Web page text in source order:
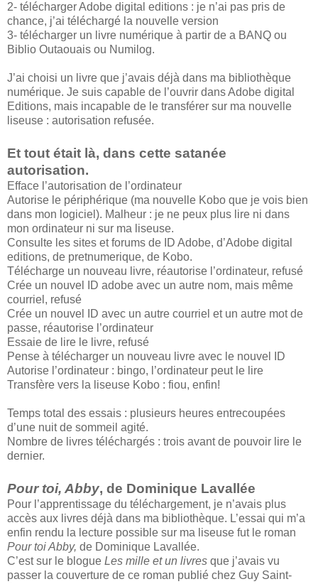
2- télécharger Adobe digital editions : je n’ai pas pris de
chance, j’ai téléchargé la nouvelle version
3- télécharger un livre numérique à partir de a BANQ ou
Biblio Outaouais ou Numilog.
J’ai choisi un livre que j’avais déjà dans ma bibliothèque
numérique. Je suis capable de l’ouvrir dans Adobe digital
Editions, mais incapable de le transférer sur ma nouvelle
liseuse : autorisation refusée.
Et tout était là, dans cette satanée
autorisation.
Efface l’autorisation de l’ordinateur
Autorise le périphérique (ma nouvelle Kobo que je vois bien
dans mon logiciel). Malheur : je ne peux plus lire ni dans
mon ordinateur ni sur ma liseuse.
Consulte les sites et forums de ID Adobe, d’Adobe digital
editions, de pretnumerique, de Kobo.
Télécharge un nouveau livre, réautorise l’ordinateur, refusé
Crée un nouvel ID adobe avec un autre nom, mais même
courriel, refusé
Crée un nouvel ID avec un autre courriel et un autre mot de
passe, réautorise l’ordinateur
Essaie de lire le livre, refusé
Pense à télécharger un nouveau livre avec le nouvel ID
Autorise l’ordinateur : bingo, l’ordinateur peut le lire
Transfère vers la liseuse Kobo : fiou, enfin!
Temps total des essais : plusieurs heures entrecoupées
d’une nuit de sommeil agité.
Nombre de livres téléchargés : trois avant de pouvoir lire le
dernier.
Pour toi, Abby, de Dominique Lavallée
Pour l’apprentissage du téléchargement, je n’avais plus
accès aux livres déjà dans ma bibliothèque. L’essai qui m’a
enfin rendu la lecture possible sur ma liseuse fut le roman
Pour toi Abby, de Dominique Lavallée.
C’est sur le blogue Les mille et un livres que j’avais vu
passer la couverture de ce roman publié chez Guy Saint-